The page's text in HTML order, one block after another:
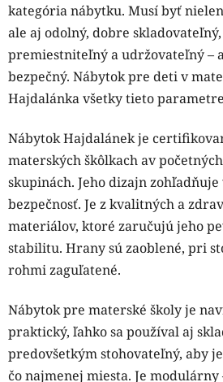
kategória nábytku. Musí byť
ale aj odolný, dobre
premiestniteľný a udržovateľný –
bezpečný. Nábytok pre deti v
Hajdalánka všetky tieto
Nábytok Hajdalánek je
materských škôlkach av
skupinách. Jeho dizajn
bezpečnosť. Je z kvalitných a
materiálov, ktoré zaručujú jeho
stabilitu. Hrany sú zaoblené, pri
rohmi zaguľatené.
Nábytok pre materské školy je
praktický, ľahko sa používal aj
predovšetkým stohovateľný, aby
čo najmenej miesta. Je